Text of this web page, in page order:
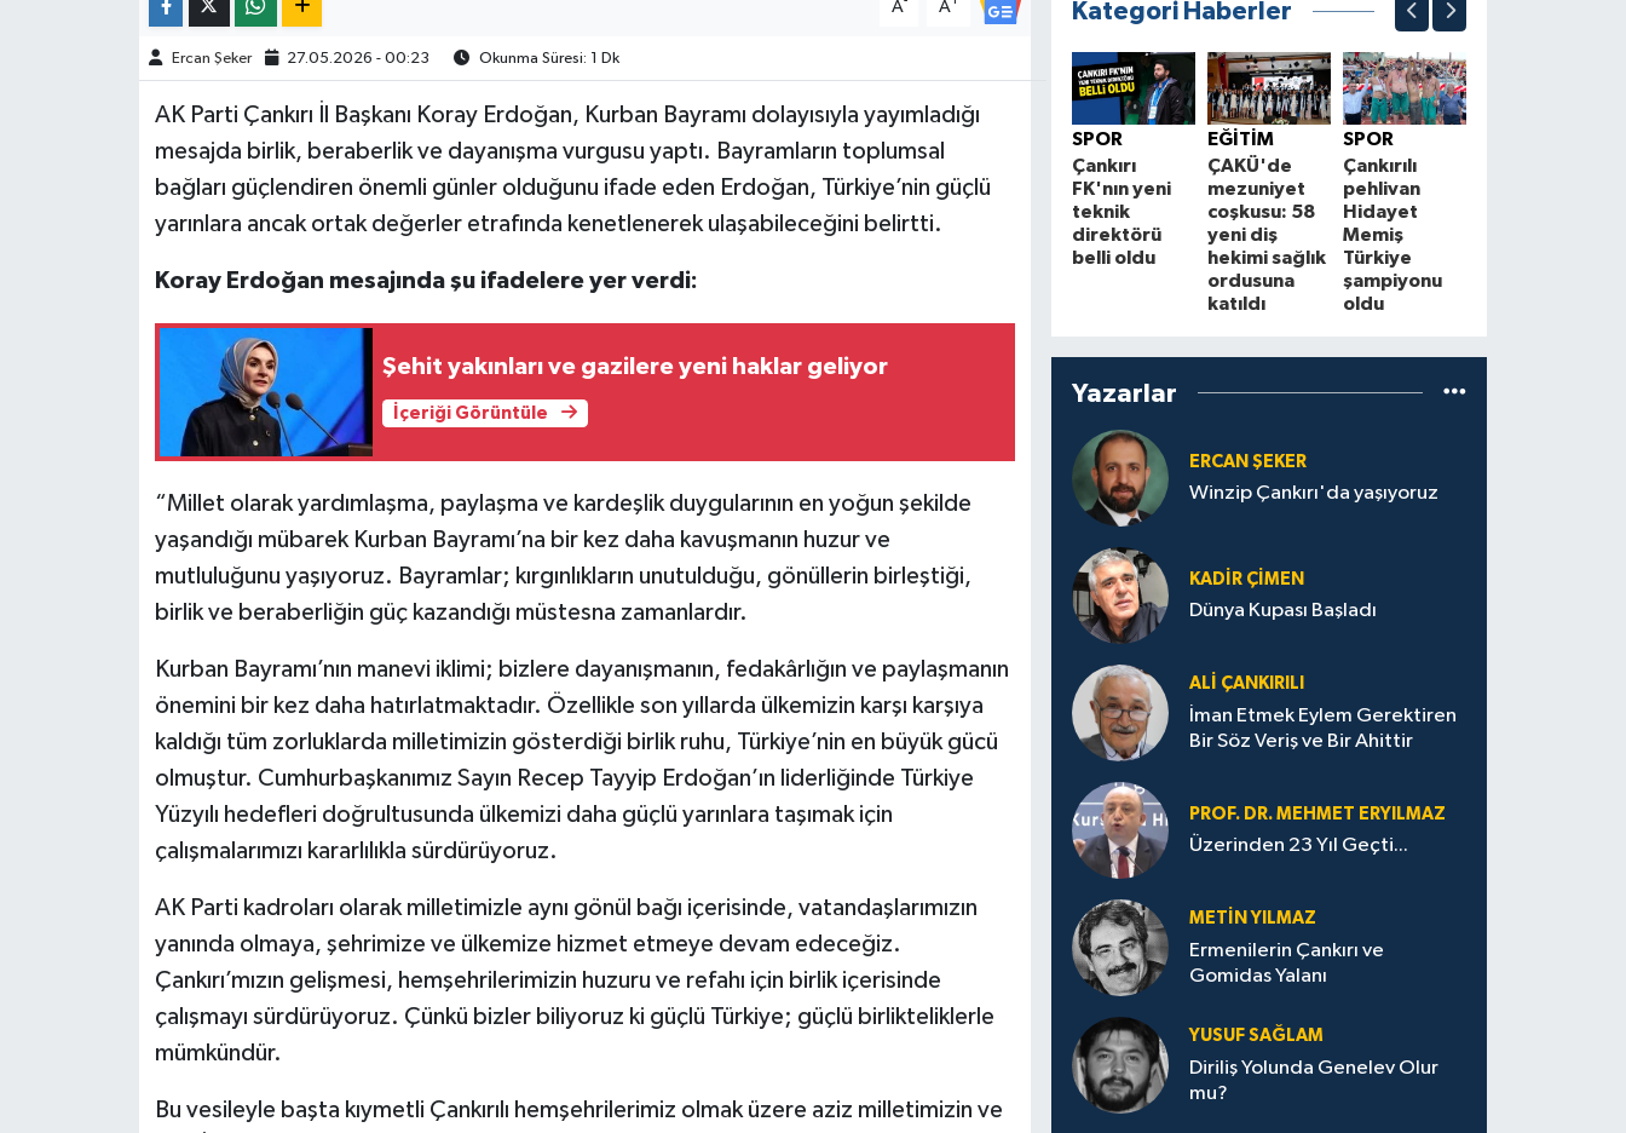
A A
Ercan Şeker 27.05.2026 - 00:23 Okunma Süresi: 1 Dk
AK Parti Çankırı İl Başkanı Koray Erdoğan, Kurban Bayramı dolayısıyla yayımladığı
mesajda birlik, beraberlik ve dayanışma vurgusu yaptı. Bayramların toplumsal
bağları güçlendiren önemli günler olduğunu ifade eden Erdoğan, Türkiye’nin güçlü
yarınlara ancak ortak değerler etrafında kenetlenerek ulaşabileceğini belirtti.
Koray Erdoğan mesajında şu ifadelere yer verdi:
Şehit yakınları ve gazilere yeni haklar geliyor
İçeriği Görüntüle
“Millet olarak yardımlaşma, paylaşma ve kardeşlik duygularının en yoğun şekilde
yaşandığı mübarek Kurban Bayramı’na bir kez daha kavuşmanın huzur ve
mutluluğunu yaşıyoruz. Bayramlar; kırgınlıkların unutulduğu, gönüllerin birleştiği,
birlik ve beraberliğin güç kazandığı müstesna zamanlardır.
Kurban Bayramı’nın manevi iklimi; bizlere dayanışmanın, fedakârlığın ve paylaşmanın
önemini bir kez daha hatırlatmaktadır. Özellikle son yıllarda ülkemizin karşı karşıya
kaldığı tüm zorluklarda milletimizin gösterdiği birlik ruhu, Türkiye’nin en büyük gücü
olmuştur. Cumhurbaşkanımız Sayın Recep Tayyip Erdoğan’ın liderliğinde Türkiye
Yüzyılı hedefleri doğrultusunda ülkemizi daha güçlü yarınlara taşımak için
çalışmalarımızı kararlılıkla sürdürüyoruz.
AK Parti kadroları olarak milletimizle aynı gönül bağı içerisinde, vatandaşlarımızın
yanında olmaya, şehrimize ve ülkemize hizmet etmeye devam edeceğiz.
Çankırı’mızın gelişmesi, hemşehrilerimizin huzuru ve refahı için birlik içerisinde
çalışmayı sürdürüyoruz. Çünkü bizler biliyoruz ki güçlü Türkiye; güçlü birlikteliklerle
mümkündür.
Bu vesileyle başta kıymetli Çankırılı hemşehrilerimiz olmak üzere aziz milletimizin ve
Kategori Haberler
SPOR
Çankırı
FK'nın yeni
teknik
direktörü
belli oldu
EĞİTİM
ÇAKÜ'de
mezuniyet
coşkusu: 58
yeni diş
hekimi sağlık
ordusuna
katıldı
SPOR
Çankırılı
pehlivan
Hidayet
Memiş
Türkiye
şampiyonu
oldu
Yazarlar
ERCAN ŞEKER
Winzip Çankırı'da yaşıyoruz
KADIR ÇIMEN
Dünya Kupası Başladı
ALI ÇANKIRILI
İman Etmek Eylem Gerektiren
Bir Söz Veriş ve Bir Ahittir
PROF. DR. MEHMET ERYILMAZ
Üzerinden 23 Yıl Geçti...
METIN YILMAZ
Ermenilerin Çankırı ve
Gomidas Yalanı
YUSUF SAĞLAM
Diriliş Yolunda Genelev Olur
mu?
TÜRKİYE